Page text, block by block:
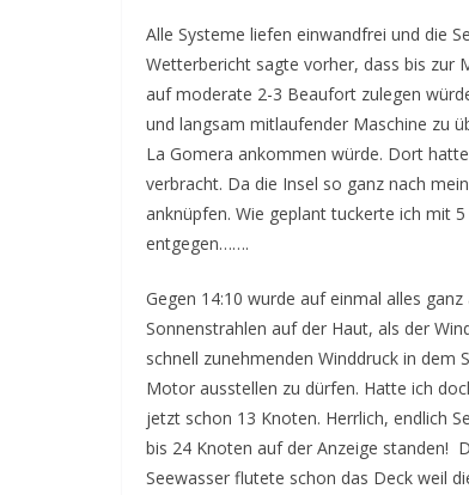
Alle Systeme liefen einwandfrei und die
Wetterbericht sagte vorher, dass bis zur
auf moderate 2-3 Beaufort zulegen
und langsam mitlaufender Maschine zu
La Gomera ankommen würde. Dort
verbracht. Da die Insel so ganz nach
anknüpfen. Wie geplant tuckerte ich mit
entgegen…….
Gegen 14:10 wurde auf einmal alles
Sonnenstrahlen auf der Haut, als der
schnell zunehmenden Winddruck in dem
Motor ausstellen zu dürfen. Hatte ich
jetzt schon 13 Knoten. Herrlich, endlich
bis 24 Knoten auf der Anzeige standen!
Seewasser flutete schon das Deck weil